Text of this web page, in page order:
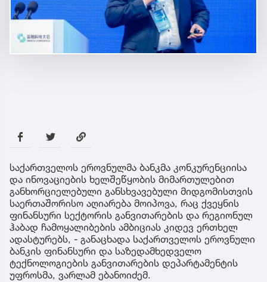
საქართველოს ეროვნულმა ბანკმა კონკურენციისა
და ინოვაციების ხელშეწყობის მიმართულებით
განხორციელებული განსხვავებული მიდგომისთვის
საერთაშორისო აღიარება მოიპოვა, რაც ქვეყნის
ფინანსური სექტორის განვითარების და რეგიონულ
ჰაბად ჩამოყალიბების ამბიციას კიდევ ერთხელ
ადასტურებს, - განაცხადა საქართველოს ეროვნული
ბანკის ფინანსური და საზედამხედველო
ტექნოლოგიების განვითარების დეპარტამენტის
უფროსმა, ვარლამ ებანოიძემ.